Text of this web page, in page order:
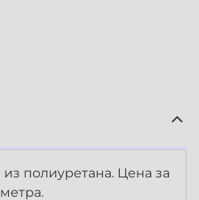
полиуретана. Цена за